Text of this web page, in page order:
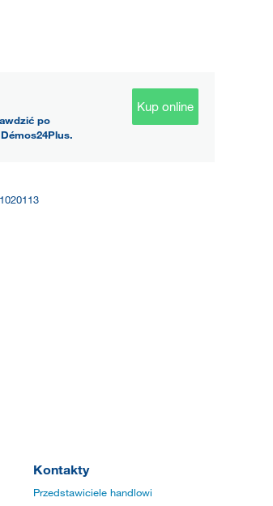
po
Kup online
Kontakty
Przedstawiciele handlowi